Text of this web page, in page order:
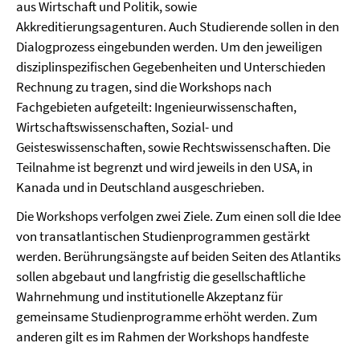
aus Wirtschaft und Politik, sowie
Akkreditierungsagenturen. Auch Studierende sollen in den
Dialogprozess eingebunden werden. Um den jeweiligen
disziplinspezifischen Gegebenheiten und Unterschieden
Rechnung zu tragen, sind die Workshops nach
Fachgebieten aufgeteilt: Ingenieurwissenschaften,
Wirtschaftswissenschaften, Sozial- und
Geisteswissenschaften, sowie Rechtswissenschaften. Die
Teilnahme ist begrenzt und wird jeweils in den USA, in
Kanada und in Deutschland ausgeschrieben.
Die Workshops verfolgen zwei Ziele. Zum einen soll die Idee
von transatlantischen Studienprogrammen gestärkt
werden. Berührungsängste auf beiden Seiten des Atlantiks
sollen abgebaut und langfristig die gesellschaftliche
Wahrnehmung und institutionelle Akzeptanz für
gemeinsame Studienprogramme erhöht werden. Zum
anderen gilt es im Rahmen der Workshops handfeste